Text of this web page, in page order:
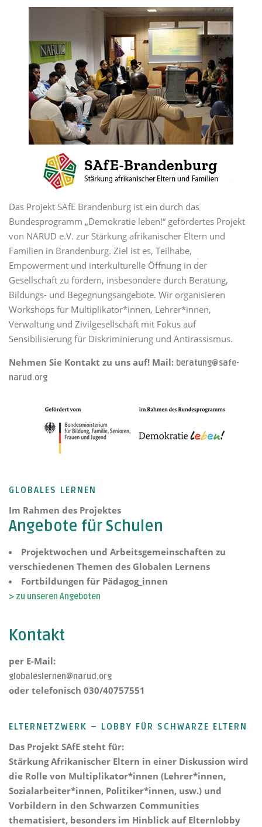
Das Projekt SAfE Brandenburg ist ein durch das
Bundesprogramm „Demokratie leben!“ gefördertes Projekt
von NARUD e.V. zur Stärkung afrikanischer Eltern und
Familien in Brandenburg. Ziel ist es, Teilhabe,
Empowerment und interkulturelle Öffnung in der
Gesellschaft zu fördern, insbesondere durch Beratung,
Bildungs- und Begegnungsangebote. Wir organisieren
Workshops für Multiplikator*innen, Lehrer*innen,
Verwaltung und Zivilgesellschaft mit Fokus auf
Sensibilisierung für Diskriminierung und Antirassismus.
Nehmen Sie Kontakt zu uns auf! Mail: beratung@safe-
narud.org
GLOBALES LERNEN
Im Rahmen des Projektes
Angebote für Schulen
Projektwochen und Arbeitsgemeinschaften zu
verschiedenen Themen des Globalen Lernens
Fortbildungen für Pädagog_innen
> zu unseren Angeboten
Kontakt
per E-Mail:
globaleslernen@narud.org
oder telefonisch 030/40757551
ELTERNETZWERK – LOBBY FÜR SCHWARZE ELTERN
Das Projekt SAfE steht für:
Stärkung Afrikanischer Eltern in einer Diskussion wird
die Rolle von Multiplikator*innen (Lehrer*innen,
Sozialarbeiter*innen, Politiker*innen, usw.) und
Vorbildern in den Schwarzen Communities
thematisiert, besonders im Hinblick auf Elternlobby